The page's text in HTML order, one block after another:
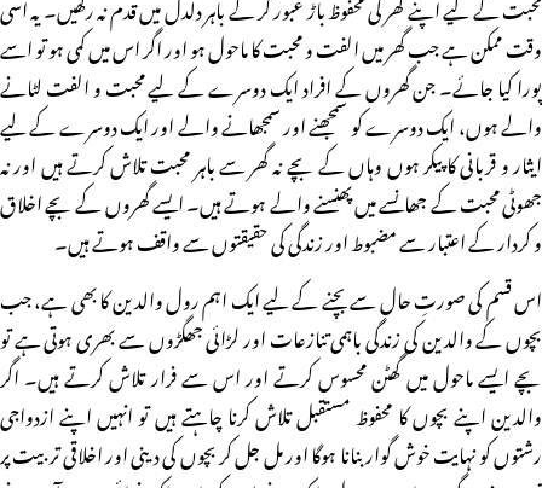
وقت ممکن ہے جب گھر میں الفت و محبت کا ماحول ہو اور اگر اس میں کمی ہو تو اسے
پورا کیا جائے۔ جن گھروں کے افراد ایک دوسرے کے لیے محبت و الفت لٹانے
والے ہوں، ایک دوسرے کو سمجھنے اور سمجھانے والے اور ایک دوسرے کے لیے
ایثار و قربانی کا پیکر ہوں وہاں کے بچے نہ گھر سے باہر محبت تلاش کرتے ہیں اور نہ
جھوٹی محبت کے جھانسے میں پھنسنے والے ہوتے ہیں۔ ایسے گھروں کے بچے اخلاق
و کردار کے اعتبار سے مضبوط اور زندگی کی حقیقتوں سے واقف ہوتے ہیں۔
اس قسم کی صورتِ حال سے بچنے کے لیے ایک اہم رول والدین کا بھی ہے، جب
بچوں کے والدین کی زندگی باہمی تنازعات اور لڑائی جھگڑوں سے بھری ہوتی ہے تو
بچے ایسے ماحول میں گھٹن محسوس کرتے اور اس سے فرار تلاش کرتے ہیں۔ اگر
والدین اپنے بچوں کا محفوظ مستقبل تلاش کرنا چاہتے ہیں تو انہیں اپنے ازدواجی
رشتوں کو نہایت خوش گوار بنانا ہوگا اور مل جل کر بچوں کی دینی اور اخلاقی تربیت پر